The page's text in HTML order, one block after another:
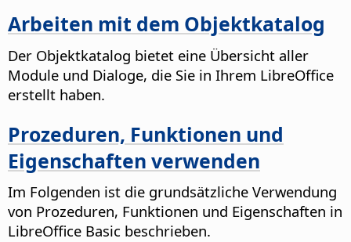
Arbeiten mit dem Objektkatalog
Der Objektkatalog bietet eine Übersicht aller
Module und Dialoge, die Sie in Ihrem LibreOffice
erstellt haben.
Prozeduren, Funktionen und
Eigenschaften verwenden
Im Folgenden ist die grundsätzliche Verwendung
von Prozeduren, Funktionen und Eigenschaften in
LibreOffice Basic beschrieben.